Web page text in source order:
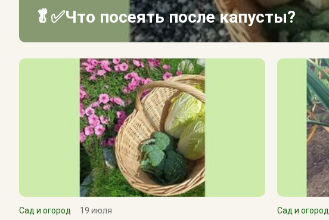
🥬✅Что посеять после капусты?
Сад и огород 19 июля Сад и огород